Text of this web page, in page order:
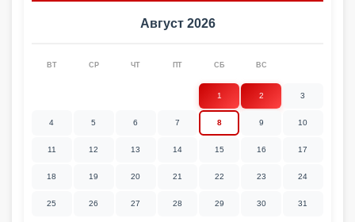
Август 2026
ВТ СР ЧТ ПТ СБ ВС
1 2 3
4 5 6 7 8 9 10
11 12 13 14 15 16 17
18 19 20 21 22 23 24
25 26 27 28 29 30 31